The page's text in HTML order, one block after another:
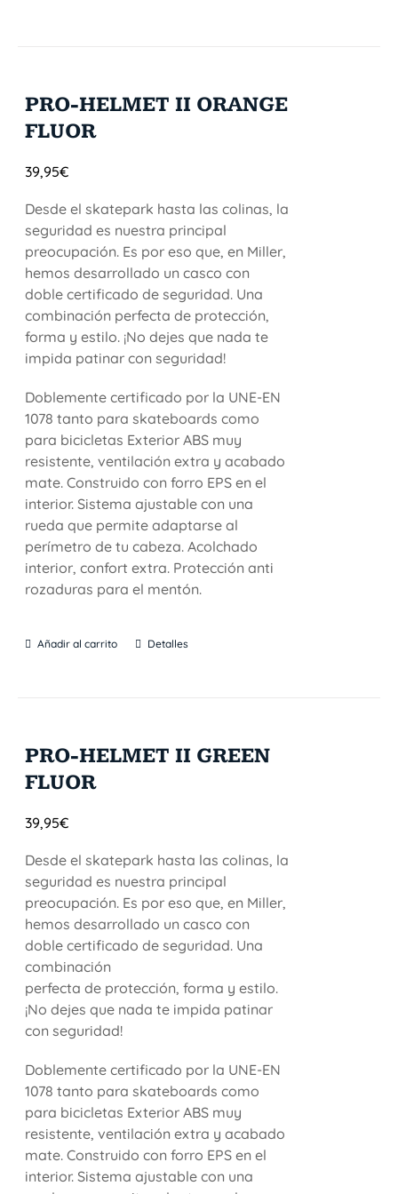
PRO-HELMET II ORANGE
FLUOR
39,95€
Desde el skatepark hasta las colinas, la
seguridad es nuestra principal
preocupación. Es por eso que, en Miller,
hemos desarrollado un casco con
doble certificado de seguridad. Una
combinación perfecta de protección,
forma y estilo. ¡No dejes que nada te
impida patinar con seguridad!
Doblemente certificado por la UNE-EN
1078 tanto para skateboards como
para bicicletas Exterior ABS muy
resistente, ventilación extra y acabado
mate. Construido con forro EPS en el
interior. Sistema ajustable con una
rueda que permite adaptarse al
perímetro de tu cabeza. Acolchado
interior, confort extra. Protección anti
rozaduras para el mentón.
Añadir al carrito Detalles
PRO-HELMET II GREEN
FLUOR
39,95€
Desde el skatepark hasta las colinas, la
seguridad es nuestra principal
preocupación. Es por eso que, en Miller,
hemos desarrollado un casco con
doble certificado de seguridad. Una
combinación
perfecta de protección, forma y estilo.
¡No dejes que nada te impida patinar
con seguridad!
Doblemente certificado por la UNE-EN
1078 tanto para skateboards como
para bicicletas Exterior ABS muy
resistente, ventilación extra y acabado
mate. Construido con forro EPS en el
interior. Sistema ajustable con una